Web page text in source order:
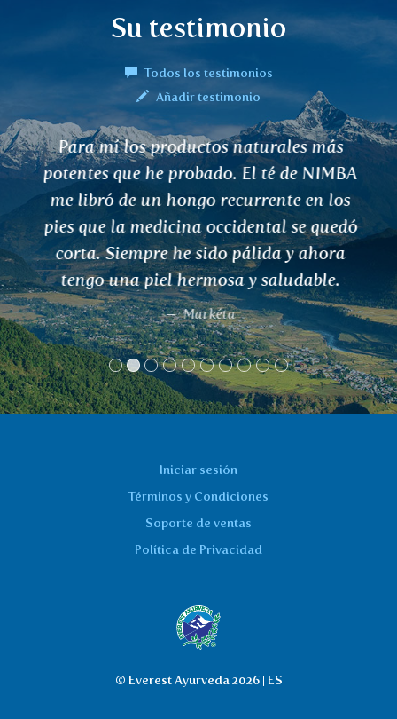
Su testimonio
Todos los testimonios
Añadir testimonio
Para mí los productos naturales más
potentes que he probado. El té de NIMBA
me libró de un hongo recurrente en los
pies que la medicina occidental se quedó
corta. Siempre he sido pálida y ahora
tengo una piel hermosa y saludable.
Markéta
Iniciar sesión
Términos y Condiciones
Soporte de ventas
Política de Privacidad
© Everest Ayurveda 2026 | ES